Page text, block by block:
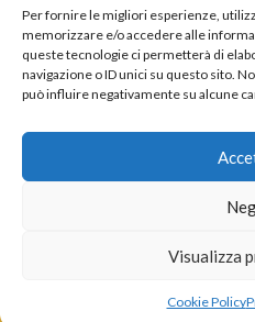
Per fornire le migliori esperienze,
memorizzare e/o accedere alle
queste tecnologie ci permetterà di
navigazione o ID unici su questo sito.
può influire negativamente su alcune
Visualizza
Cookie Policy
Shop
Copyright © 2024